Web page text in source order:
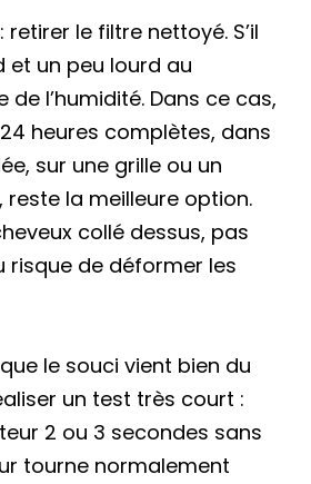
retirer le filtre nettoyé. S’il
et un peu lourd au
de l’humidité. Dans ce cas,
heures complètes, dans
sur une grille ou un
la meilleure option.
collé dessus, pas
risque de déformer les
le souci vient bien du
un test très court :
2 ou 3 secondes sans
tourne normalement